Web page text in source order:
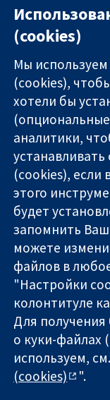
Надёжные
доказательства
Информированные
решения
Во благо
здоровья
The Cochrane
company limited by
England & Wales.
Copyright © 2026
(cookies)
Мы
(cookies),
хотели бы
аналитики,
(cookies),
этого
будет
запомнить
можете
файлов в
"Настройки
колонтитуле
Для
о куки-файлах
используем,
(cookies)
".